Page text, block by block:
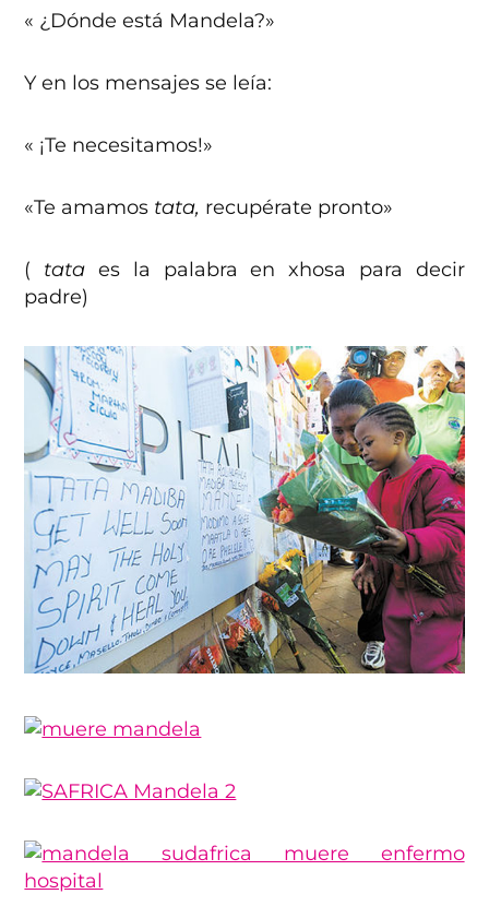
« ¿Dónde está Mandela?»
Y en los mensajes se leía:
« ¡Te necesitamos!»
«Te amamos tata, recupérate pronto»
( tata es la palabra en xhosa para decir
padre)